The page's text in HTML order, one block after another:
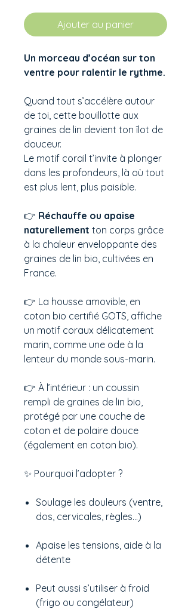
Ajouter au panier
Un morceau d’océan sur ton
ventre pour ralentir le rythme.
Quand tout s’accélère autour
de toi, cette bouillotte aux
graines de lin devient ton îlot de
douceur.
Le motif corail t’invite à plonger
dans les profondeurs, là où tout
est plus lent, plus paisible.
👉 Réchauffe ou apaise
naturellement ton corps grâce
à la chaleur enveloppante des
graines de lin bio, cultivées en
France.
👉 La housse amovible, en
coton bio certifié GOTS, affiche
un motif coraux délicatement
marin, comme une ode à la
lenteur du monde sous-marin.
👉 À l’intérieur : un coussin
rempli de graines de lin bio,
protégé par une couche de
coton et de polaire douce
(également en coton bio).
✨ Pourquoi l’adopter ?
Soulage les douleurs (ventre,
dos, cervicales, règles…)
Apaise les tensions, aide à la
détente
Peut aussi s’utiliser à froid
(frigo ou congélateur)